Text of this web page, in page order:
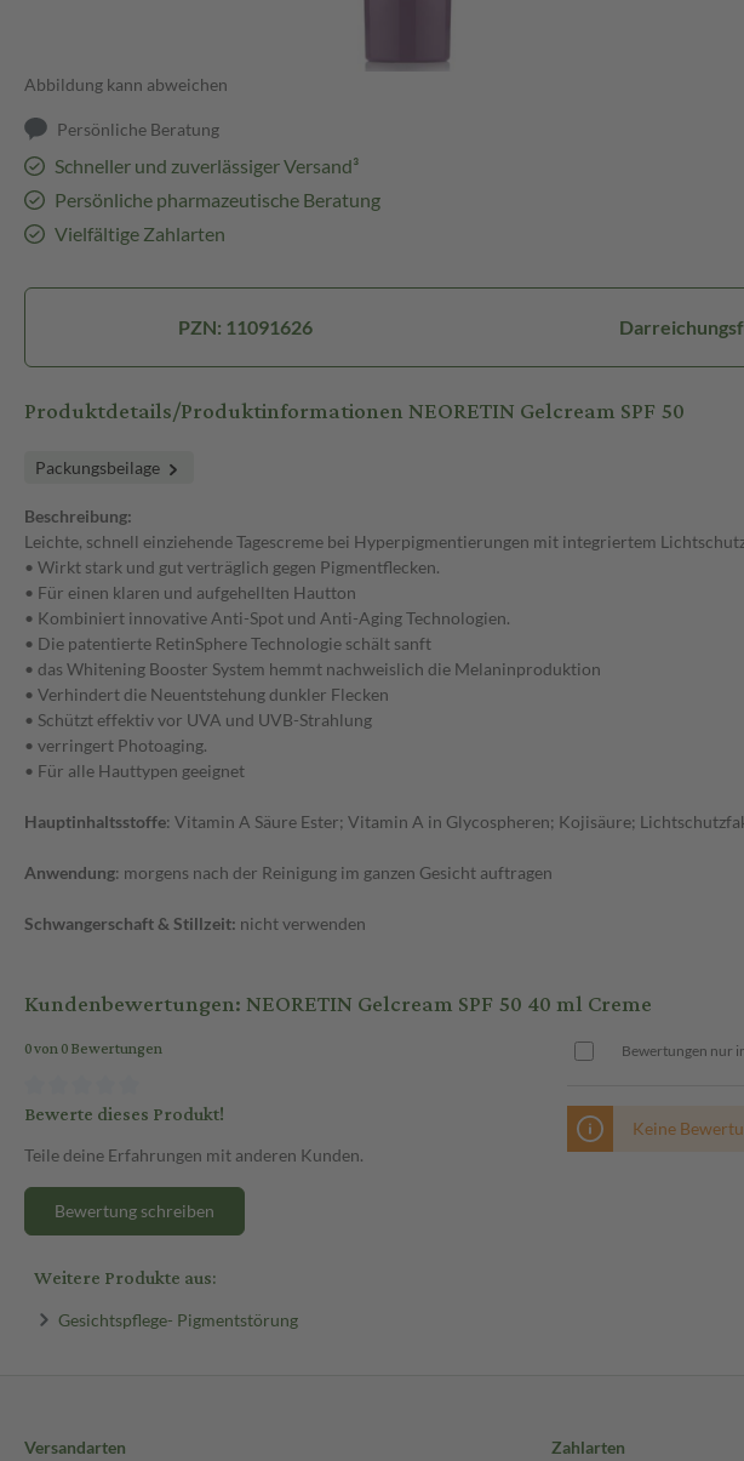
Abbildung kann abweichen
Persönliche Beratung
Schneller und zuverlässiger Versand³
Persönliche pharmazeutische Beratung
Vielfältige Zahlarten
PZN: 11091626
Produktdetails/Produktinformationen NEORETIN Gelcream SPF 50
Packungsbeilage
Beschreibung:
Leichte, schnell einziehende Tagescreme bei Hyperpigmentierungen mit integriertem
• Wirkt stark und gut verträglich gegen Pigmentflecken.
• Für einen klaren und aufgehellten Hautton
• Kombiniert innovative Anti-Spot und Anti-Aging Technologien.
• Die patentierte RetinSphere Technologie schält sanft
• das Whitening Booster System hemmt nachweislich die Melaninproduktion
• Verhindert die Neuentstehung dunkler Flecken
• Schützt effektiv vor UVA und UVB-Strahlung
• verringert Photoaging.
• Für alle Hauttypen geeignet
Hauptinhaltsstoffe: Vitamin A Säure Ester; Vitamin A in Glycospheren; Kojisäure;
Anwendung: morgens nach der Reinigung im ganzen Gesicht auftragen
Schwangerschaft & Stillzeit: nicht verwenden
Kundenbewertungen: NEORETIN Gelcream SPF 50 40 ml Creme
0 von 0 Bewertungen
Bewerte dieses Produkt!
Teile deine Erfahrungen mit anderen Kunden.
Bewertung schreiben
Bewertungen nur
Keine
Weitere Produkte aus:
Gesichtspflege- Pigmentstörung
Versandarten
Zahlarten